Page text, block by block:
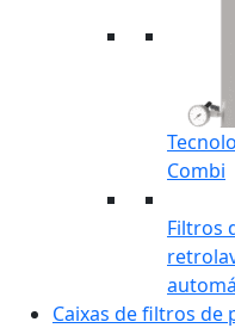
Combi
Filtros
Caixas de filtros de